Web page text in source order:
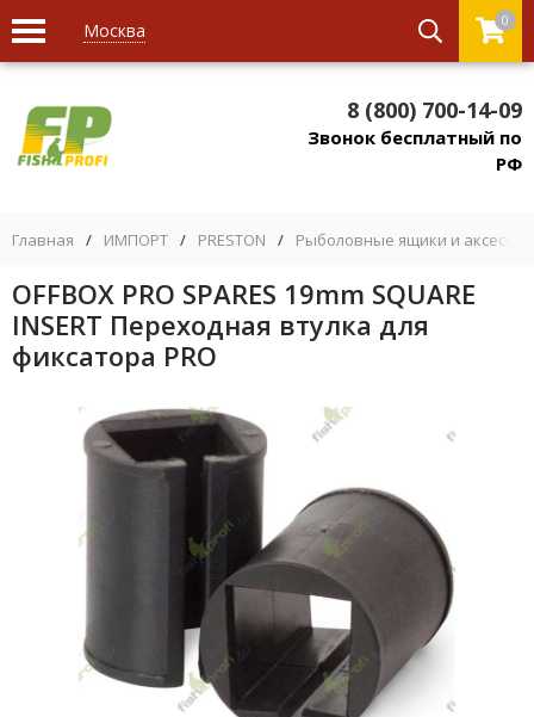
Москва 0
8 (800) 700-14-09
Звонок бесплатный по
РФ
Главная / ИМПОРТ / PRESTON / Рыболовные ящики и
OFFBOX PRO SPARES 19mm SQUARE
INSERT Переходная втулка для
фиксатора PRO